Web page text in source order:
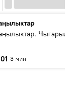
3 мин